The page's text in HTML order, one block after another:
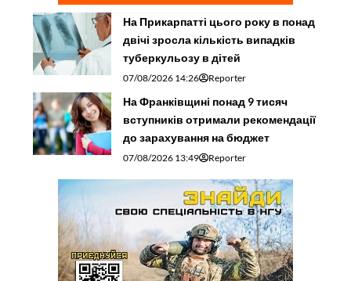
На Прикарпатті цього року в понад
двічі зросла кількість випадків
туберкульозу в дітей
07/08/2026 14:26 Reporter
На Франківщині понад 9 тисяч
вступників отримали рекомендації
до зарахування на бюджет
07/08/2026 13:49 Reporter